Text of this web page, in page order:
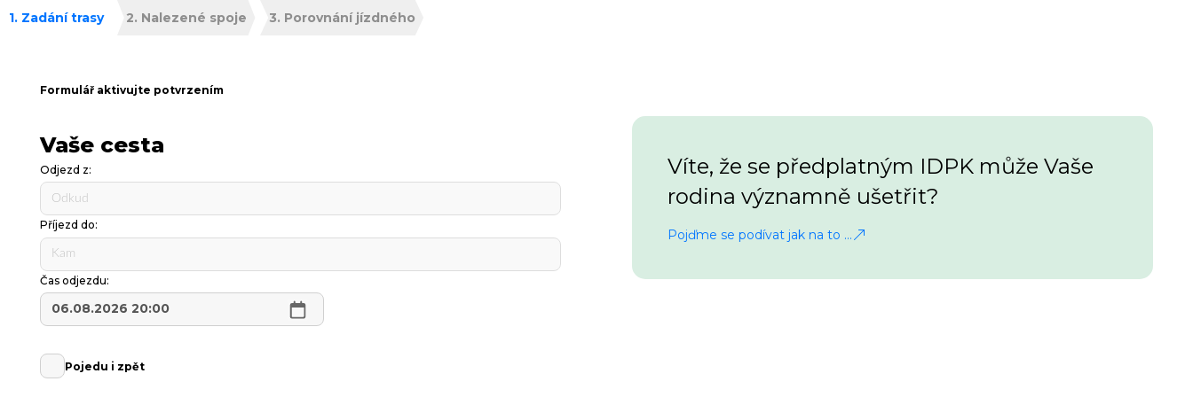
Zadání trasy Nalezené spoje Porovnání jízdného
Formulář aktivujte potvrzením
Víte, že se předplatným IDPK může Vaše
rodina významně ušetřit?
Pojďme se podívat jak na to …
Vaše cesta
Odjezd z:
Příjezd do:
Čas odjezdu:
Pojedu i zpět